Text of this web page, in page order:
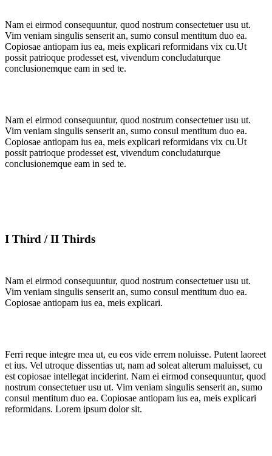
Nam ei eirmod consequuntur, quod nostrum consectetuer usu ut.
Vim veniam singulis senserit an, sumo consul mentitum duo ea.
Copiosae antiopam ius ea, meis explicari reformidans vix cu.Ut
possit patrioque prodesset est, vivendum concludaturque
conclusionemque eam in sed te.
Nam ei eirmod consequuntur, quod nostrum consectetuer usu ut.
Vim veniam singulis senserit an, sumo consul mentitum duo ea.
Copiosae antiopam ius ea, meis explicari reformidans vix cu.Ut
possit patrioque prodesset est, vivendum concludaturque
conclusionemque eam in sed te.
I Third / II Thirds
Nam ei eirmod consequuntur, quod nostrum consectetuer usu ut.
Vim veniam singulis senserit an, sumo consul mentitum duo ea.
Copiosae antiopam ius ea, meis explicari.
Ferri reque integre mea ut, eu eos vide errem noluisse. Putent laoreet
et ius. Vel utroque dissentias ut, nam ad soleat alterum maluisset, cu
est copiosae intellegat inciderint. Nam ei eirmod consequuntur, quod
nostrum consectetuer usu ut. Vim veniam singulis senserit an, sumo
consul mentitum duo ea. Copiosae antiopam ius ea, meis explicari
reformidans. Lorem ipsum dolor sit.